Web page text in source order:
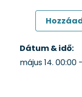
Dátum & idő:
május 14. 00:00 -